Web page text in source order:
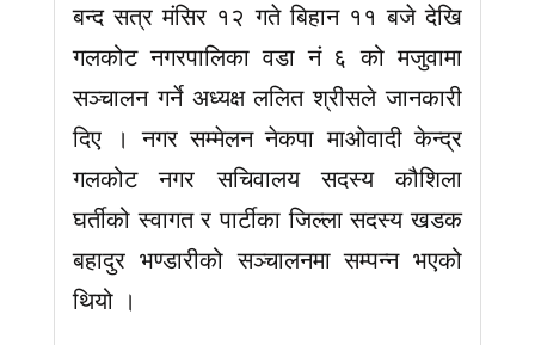
बन्द सत्र मंसिर १२ गते बिहान ११ बजे देखि
गलकोट नगरपालिका वडा नं ६ को मजुवामा
सञ्चालन गर्ने अध्यक्ष ललित श्रीसले जानकारी
दिए । नगर सम्मेलन नेकपा माओवादी केन्द्र
गलकोट नगर सचिवालय सदस्य कौशिला
घर्तीको स्वागत र पार्टीका जिल्ला सदस्य खडक
बहादुर भण्डारीको सञ्चालनमा सम्पन्न भएको
थियो ।